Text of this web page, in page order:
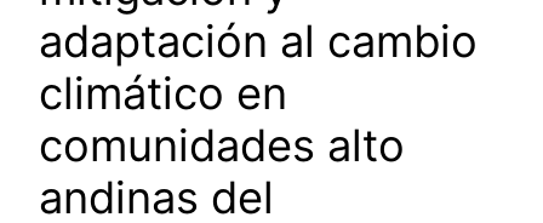
adaptación al cambio
climático en
comunidades alto
andinas del